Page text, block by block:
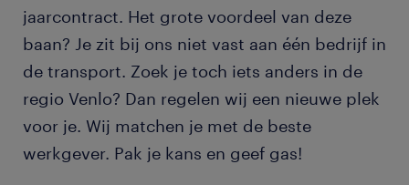
jaarcontract. Het grote voordeel van deze
baan? Je zit bij ons niet vast aan één bedrijf in
de transport. Zoek je toch iets anders in de
regio Venlo? Dan regelen wij een nieuwe plek
voor je. Wij matchen je met de beste
werkgever. Pak je kans en geef gas!